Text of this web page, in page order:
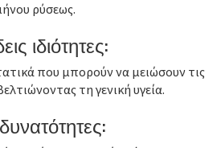
ρύσεως.
ιδιότητες:
που μπορούν να μειώσουν τις
τη γενική υγεία.